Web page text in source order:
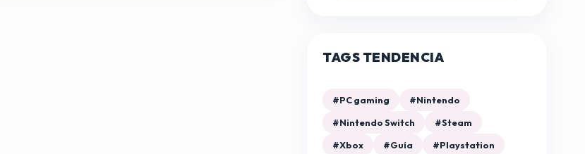
TAGS TENDENCIA
#PC gaming
#Nintendo
#Nintendo Switch
#Steam
#Xbox
#Guía
#Playstation